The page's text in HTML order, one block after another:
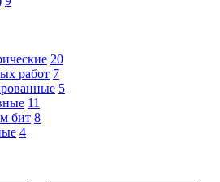
20
работ 7
5
11
бит 8
4